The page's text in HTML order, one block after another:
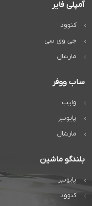
آمپلی فایر
کنوود
جی وی سی
مارشال
ساب ووفر
وایب
پایونیر
مارشال
بلندگو ماشین
پایونیر
کنوود